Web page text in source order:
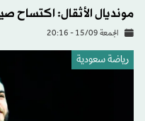
مونديال الأثقال: اكتساح
الجمعة 15/09 - 20:16
رياضة سعودية